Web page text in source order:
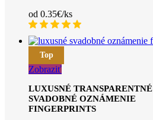
od 0.35€/ks
Top
Zobraziť
LUXUSNÉ TRANSPARENTNÉ
SVADOBNÉ OZNÁMENIE
FINGERPRINTS